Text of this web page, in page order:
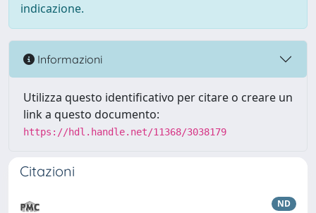
indicazione.
Informazioni
Utilizza questo identificativo per citare o creare un
link a questo documento:
https://hdl.handle.net/11368/3038179
Citazioni
ND